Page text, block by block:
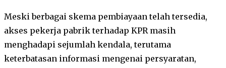
Meski berbagai skema pembiayaan telah tersedia,
akses pekerja pabrik terhadap KPR masih
menghadapi sejumlah kendala, terutama
keterbatasan informasi mengenai persyaratan,